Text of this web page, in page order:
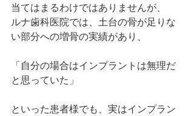
当てはまるわけではありませんが、
ルナ歯科医院では、土台の骨が足りな
い部分への増骨の実績があり、
「自分の場合はインプラントは無理だ
と思っていた」
といった患者様でも、実はインプラン